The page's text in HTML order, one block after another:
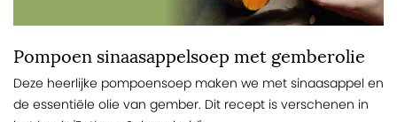
Pompoen sinaasappelsoep met gemberolie
Deze heerlijke pompoensoep maken we met sinaasappel en
de essentiële olie van gember. Dit recept is verschenen in